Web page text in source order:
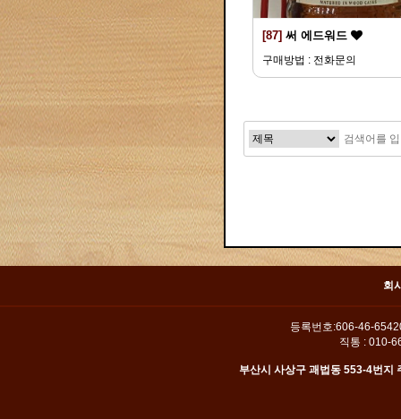
[87] 써 에드워드
구매방법 : 전화문의
회
등록번호:606-46-
직통 : 010-
부산시 사상구 괘법동 553-4번지